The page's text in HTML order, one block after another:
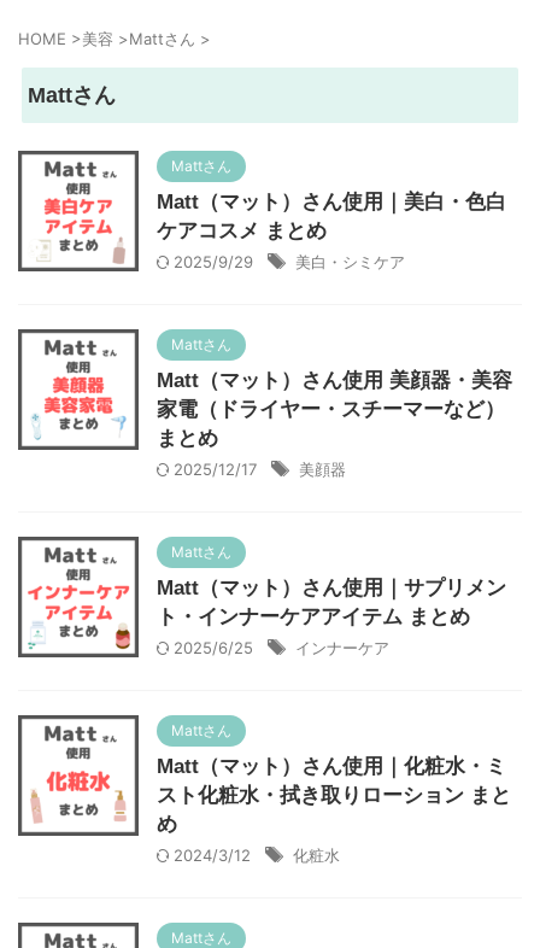
HOME >美容 >Mattさん >
Mattさん
Mattさん
Matt（マット）さん使用｜美白・色白
ケアコスメ まとめ
2025/9/29 美白・シミケア
Mattさん
Matt（マット）さん使用 美顔器・美容
家電（ドライヤー・スチーマーなど）
まとめ
2025/12/17 美顔器
Mattさん
Matt（マット）さん使用｜サプリメン
ト・インナーケアアイテム まとめ
2025/6/25 インナーケア
Mattさん
Matt（マット）さん使用｜化粧水・ミ
スト化粧水・拭き取りローション まと
め
2024/3/12 化粧水
Mattさん